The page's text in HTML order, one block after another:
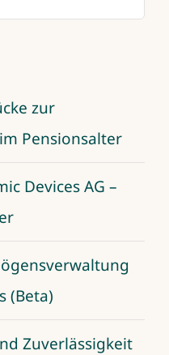
zur
Pensionsalter
Devices AG –
(Beta)
Zuverlässigkeit